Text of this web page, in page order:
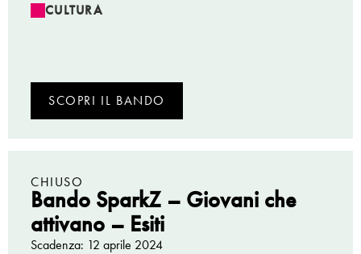
CULTURA
SCOPRI IL BANDO
CHIUSO
Bando SparkZ – Giovani che
attivano – Esiti
Scadenza: 12 aprile 2024